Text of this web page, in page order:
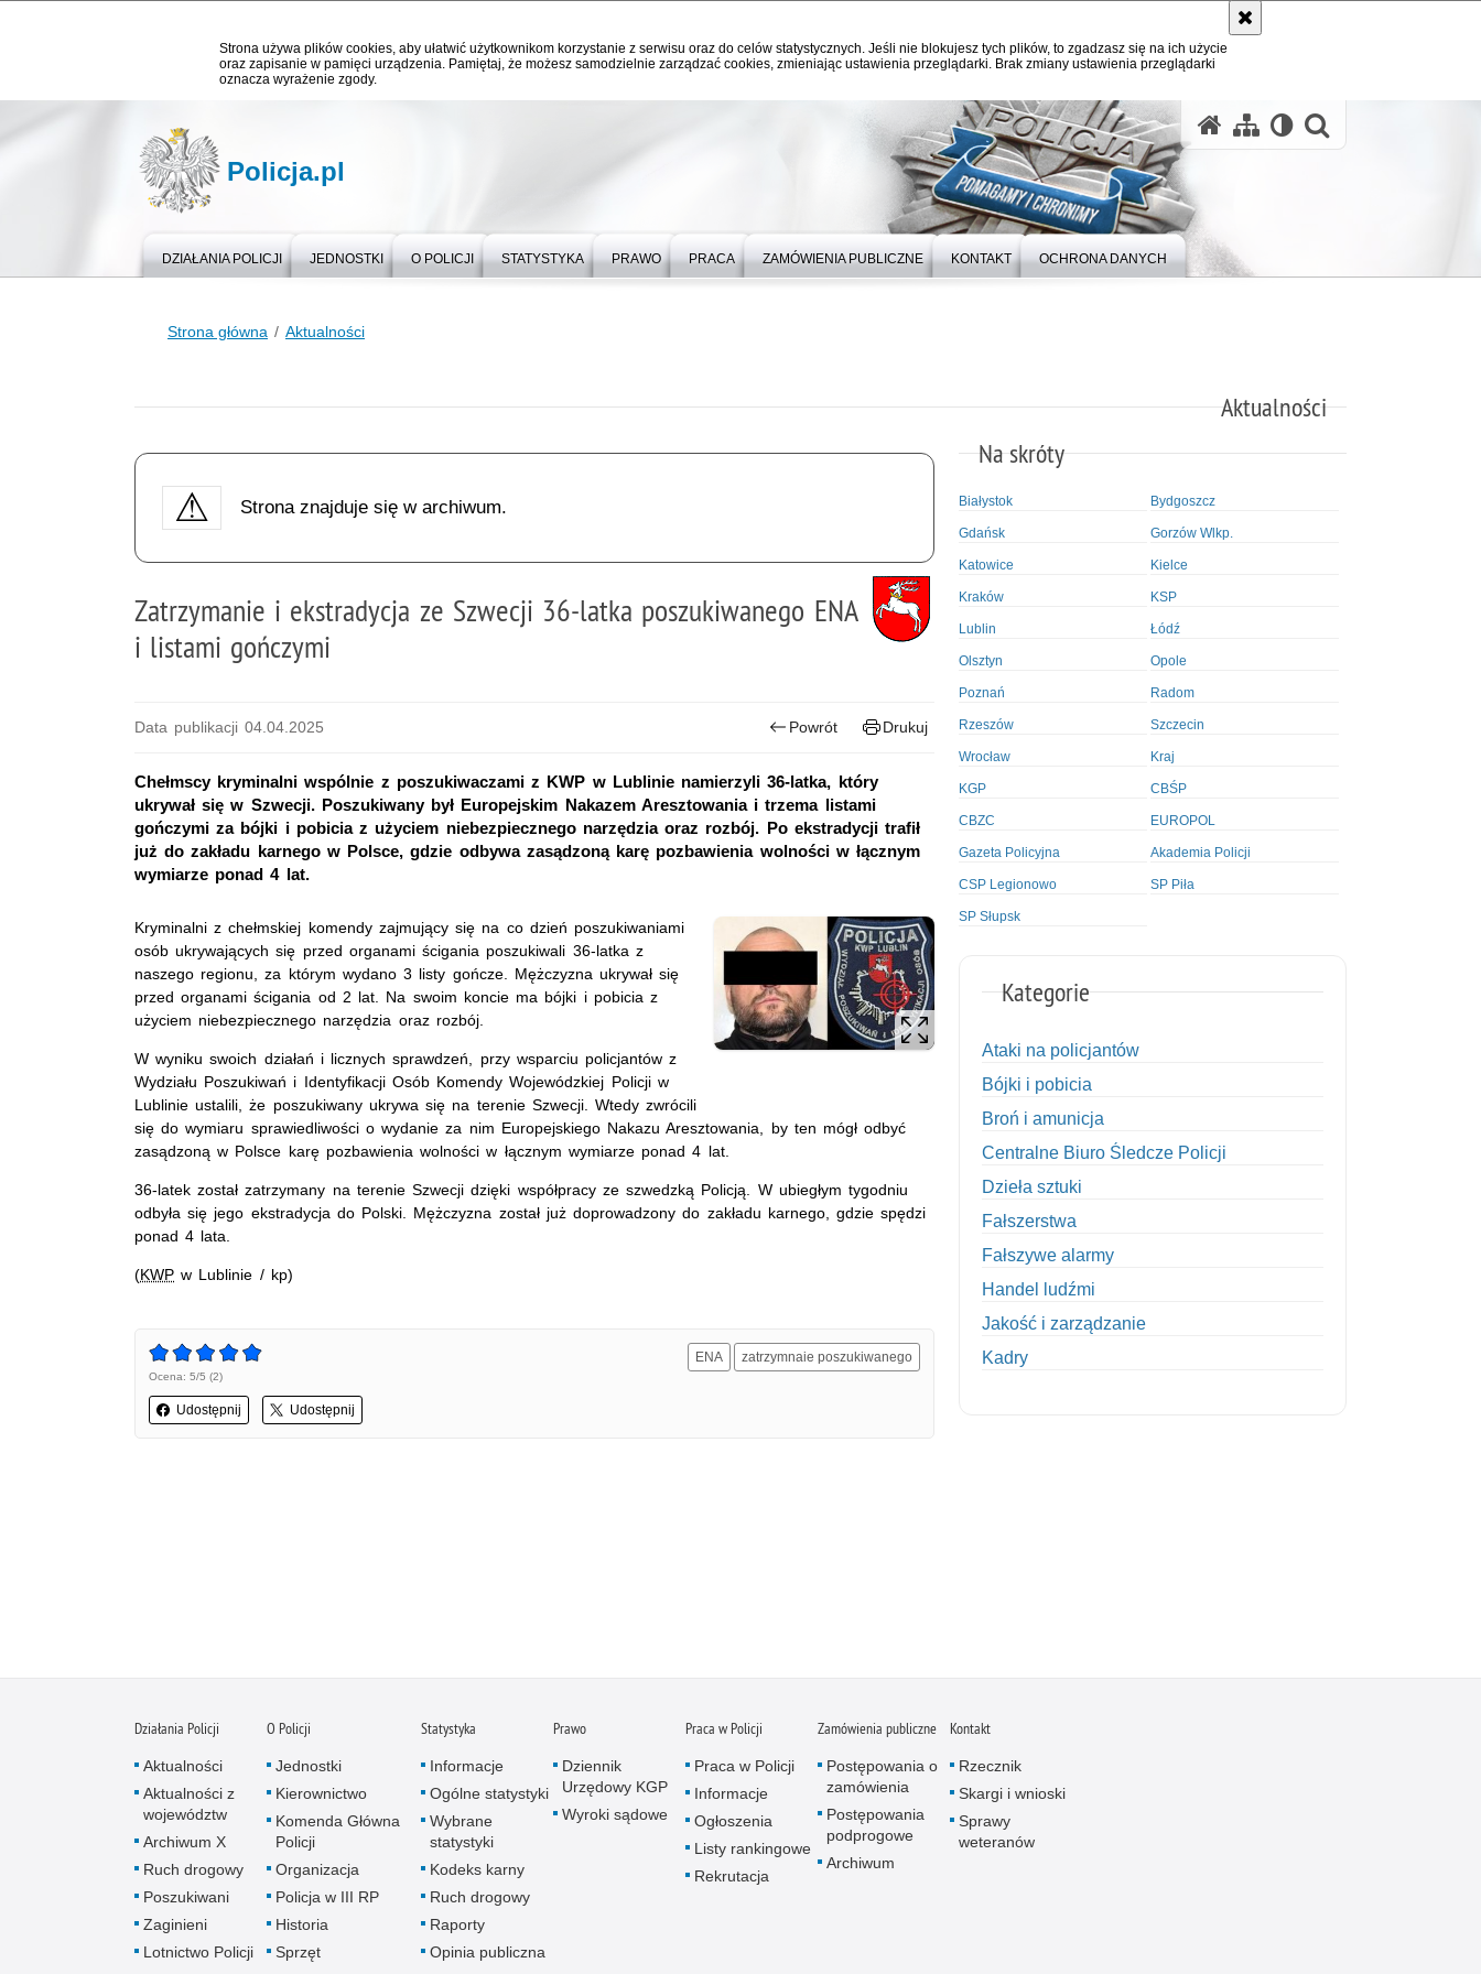
Strona używa plików cookies, aby ułatwić użytkownikom korzystanie z serwisu oraz do celów statystycznych. Jeśli nie blokujesz tych plików, to zgadzasz się na ich użycie
oraz zapisanie w pamięci urządzenia. Pamiętaj, że możesz samodzielnie zarządzać cookies, zmieniając ustawienia przeglądarki. Brak zmiany ustawienia przeglądarki
oznacza wyrażenie zgody.
Policja.pl
DZIAŁANIA POLICJI JEDNOSTKI O POLICJI STATYSTYKA PRAWO PRACA ZAMÓWIENIA PUBLICZNE KONTAKT OCHRONA DANYCH
Strona główna Aktualności
Aktualności
Strona znajduje się w archiwum.
Zatrzymanie i ekstradycja ze Szwecji 36-latka poszukiwanego ENA
i listami gończymi
Data publikacji 04.04.2025 Powrót Drukuj
Chełmscy kryminalni wspólnie z poszukiwaczami z KWP w Lublinie namierzyli 36-latka, który
ukrywał się w Szwecji. Poszukiwany był Europejskim Nakazem Aresztowania i trzema listami
gończymi za bójki i pobicia z użyciem niebezpiecznego narzędzia oraz rozbój. Po ekstradycji trafił
już do zakładu karnego w Polsce, gdzie odbywa zasądzoną karę pozbawienia wolności w łącznym
wymiarze ponad 4 lat.
Kryminalni z chełmskiej komendy zajmujący się na co dzień poszukiwaniami
osób ukrywających się przed organami ścigania poszukiwali 36-latka z
naszego regionu, za którym wydano 3 listy gończe. Mężczyzna ukrywał się
przed organami ścigania od 2 lat. Na swoim koncie ma bójki i pobicia z
użyciem niebezpiecznego narzędzia oraz rozbój.
W wyniku swoich działań i licznych sprawdzeń, przy wsparciu policjantów z
Wydziału Poszukiwań i Identyfikacji Osób Komendy Wojewódzkiej Policji w
Lublinie ustalili, że poszukiwany ukrywa się na terenie Szwecji. Wtedy zwrócili
się do wymiaru sprawiedliwości o wydanie za nim Europejskiego Nakazu Aresztowania, by ten mógł odbyć
zasądzoną w Polsce karę pozbawienia wolności w łącznym wymiarze ponad 4 lat.
36-latek został zatrzymany na terenie Szwecji dzięki współpracy ze szwedzką Policją. W ubiegłym tygodniu
odbyła się jego ekstradycja do Polski. Mężczyzna został już doprowadzony do zakładu karnego, gdzie spędzi
ponad 4 lata.
(KWP w Lublinie / kp)
Ocena: 5/5 (2)
Udostępnij Udostępnij
ENA zatrzymnaie poszukiwanego
Na skróty
Białystok Bydgoszcz
Gdańsk Gorzów Wlkp.
Katowice Kielce
Kraków KSP
Lublin Łódź
Olsztyn Opole
Poznań Radom
Rzeszów Szczecin
Wrocław Kraj
KGP CBŚP
CBZC EUROPOL
Gazeta Policyjna Akademia Policji
CSP Legionowo SP Piła
SP Słupsk
Kategorie
Ataki na policjantów
Bójki i pobicia
Broń i amunicja
Centralne Biuro Śledcze Policji
Dzieła sztuki
Fałszerstwa
Fałszywe alarmy
Handel ludźmi
Jakość i zarządzanie
Kadry
Napady na tiry
Nielegalny handel farmaceutykami
Nietrzeźwi kierujący
Nietrzeźwi opiekunowie
Działania Policji
Aktualności
Aktualności z
województw
Archiwum X
Ruch drogowy
Poszukiwani
Zaginieni
Lotnictwo Policji
O Policji
Jednostki
Kierownictwo
Komenda Główna
Policji
Organizacja
Policja w III RP
Historia
Sprzęt
Statystyka
Informacje
Ogólne statystyki
Wybrane
statystyki
Kodeks karny
Ruch drogowy
Raporty
Opinia publiczna
Prawo
Dziennik
Urzędowy KGP
Wyroki sądowe
Praca w Policji
Praca w Policji
Informacje
Ogłoszenia
Listy rankingowe
Rekrutacja
Zamówienia publiczne
Postępowania o
zamówienia
Postępowania
podprogowe
Archiwum
Kontakt
Rzecznik
Skargi i wnioski
Sprawy
weteranów